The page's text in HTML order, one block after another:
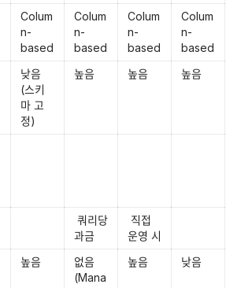
Colum
n-
based
Colum
n-
based
Colum
n-
based
Colum
n-
based
낮음
(스키
마 고
정)
높음 높음 높음
과금
운영 시
높음
없음
(Mana
높음 낮음